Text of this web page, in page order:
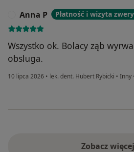
Anna P Płatność i wizyta
Wszystko ok. Bolacy ząb
obsluga.
10 lipca 2026 • lek. dent. Hubert Rybicki • Inny
Zobacz więcej